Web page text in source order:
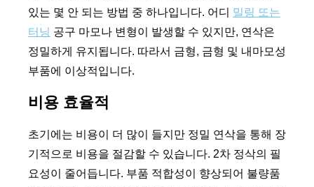
있는 몇 안 되는 방법 중 하나입니다. 어디 밀링 또는
터닝 공구 마모나 변형이 발생할 수 있지만, 연삭은
정밀하게 유지됩니다. 따라서 금형, 금형 및 내마모성
부품에 이상적입니다.
비용 효율적
초기에는 비용이 더 많이 들지만 정밀 연삭을 통해 장
기적으로 비용을 절감할 수 있습니다. 2차 정삭의 필
요성이 줄어듭니다. 부품 적합성이 향상되어 불량품